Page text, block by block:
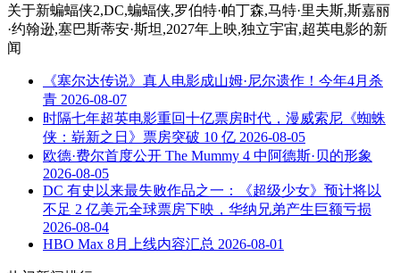
关于新蝙蝠侠2,DC,蝙蝠侠,罗伯特·帕丁森,马特·里夫斯,斯嘉丽
·约翰逊,塞巴斯蒂安·斯坦,2027年上映,独立宇宙,超英电影的新
闻
《塞尔达传说》真人电影成山姆·尼尔遗作！今年4月杀
青 2026-08-07
时隔七年超英电影重回十亿票房时代，漫威索尼《蜘蛛
侠：崭新之日》票房突破 10 亿 2026-08-05
欧德·费尔首度公开 The Mummy 4 中阿德斯·贝的形象
2026-08-05
DC 有史以来最失败作品之一：《超级少女》预计将以
不足 2 亿美元全球票房下映，华纳兄弟产生巨额亏损
2026-08-04
HBO Max 8月上线内容汇总 2026-08-01